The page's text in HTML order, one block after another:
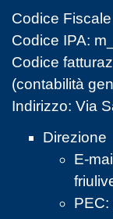
Codice
Codice IPA:
Codice
(contabilità
Indirizzo: Via
Direzione
E-
PEC: